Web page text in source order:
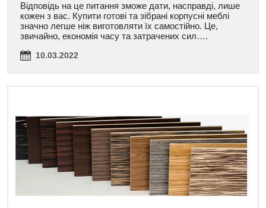
Відповідь на це питання зможе дати, насправді, лише
кожен з вас. Купити готові та зібрані корпусні меблі
значно легше ніж виготовляти їх самостійно. Це,
звичайно, економія часу та затрачених сил….
10.03.2022